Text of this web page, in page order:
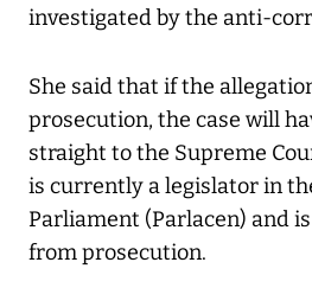
investigated by the anti-
She said that if the
prosecution, the case will
straight to the Supreme
is currently a legislator in
Parliament (Parlacen) and
from prosecution.